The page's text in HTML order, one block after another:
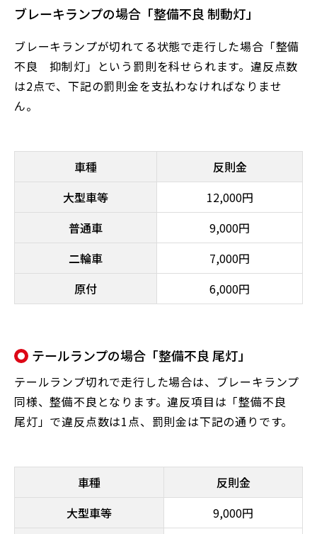
ブレーキランプの場合「整備不良 制動灯」
ブレーキランプが切れてる状態で走行した場合「整備
不良 抑制灯」という罰則を科せられます。違反点数
は2点で、下記の罰則金を支払わなければなりませ
ん。
車種
反則金
大型車等
12,000円
普通車
9,000円
二輪車
7,000円
原付
6,000円
テールランプの場合「整備不良 尾灯」
テールランプ切れで走行した場合は、ブレーキランプ
同様、整備不良となります。違反項目は「整備不良
尾灯」で違反点数は1点、罰則金は下記の通りです。
車種
反則金
大型車等
9,000円